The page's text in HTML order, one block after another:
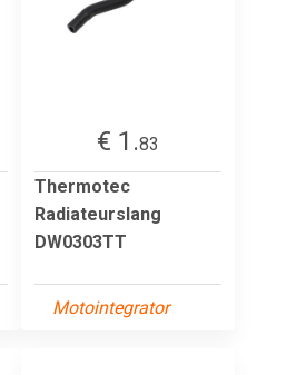
€ 1.83
Thermotec
Radiateurslang
DW0303TT
Motointegrator